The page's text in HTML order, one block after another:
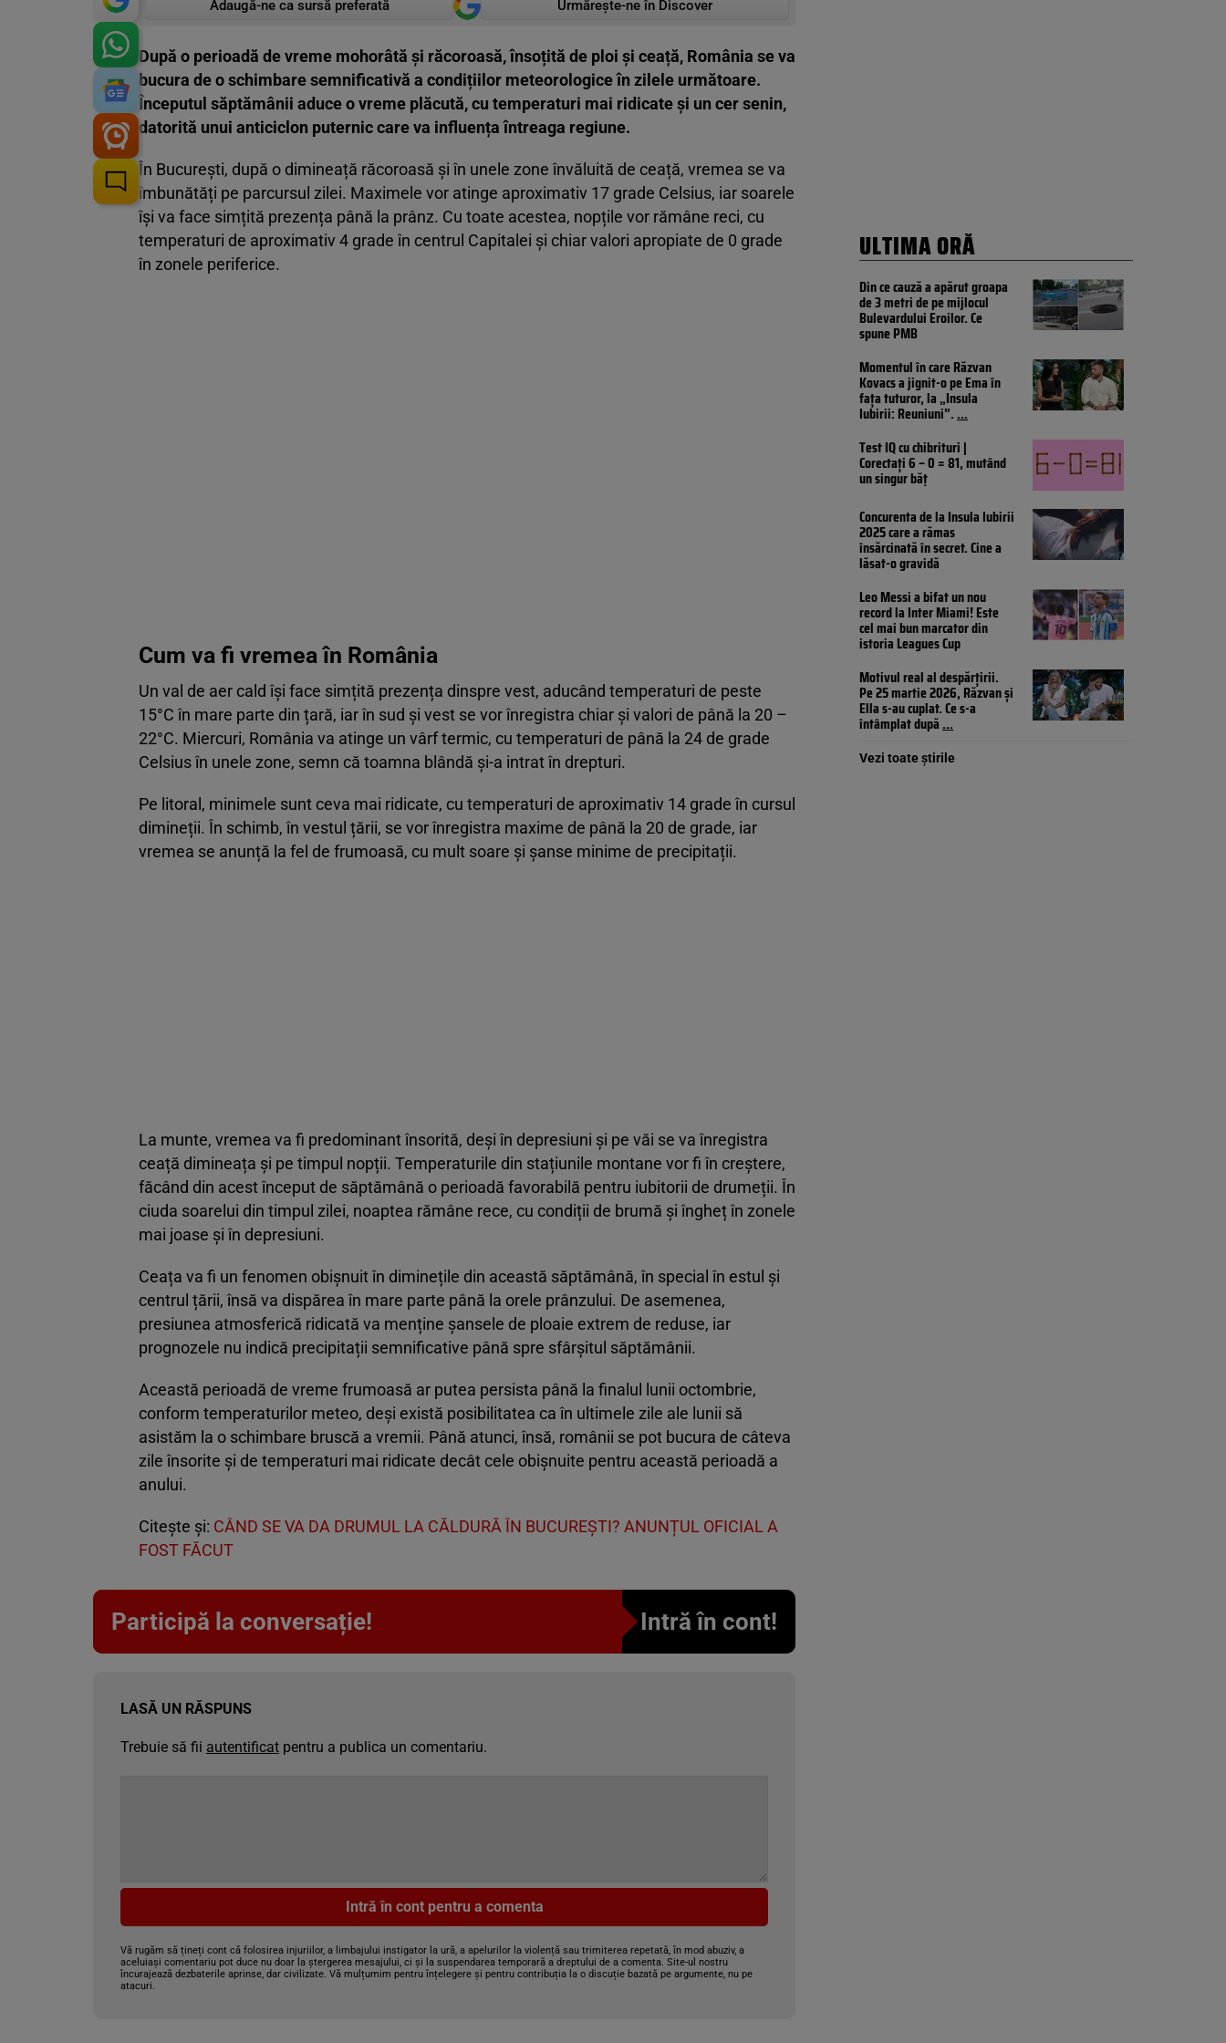
Adaugă-ne ca sursă preferată Urmărește-ne în Discover
După o perioadă de vreme mohorâtă și răcoroasă, însoțită de ploi și ceață, România se va
bucura de o schimbare semnificativă a condițiilor meteorologice în zilele următoare.
Începutul săptămânii aduce o vreme plăcută, cu temperaturi mai ridicate și un cer senin,
datorită unui anticiclon puternic care va influența întreaga regiune.
În București, după o dimineață răcoroasă și în unele zone învăluită de ceață, vremea se va
îmbunătăți pe parcursul zilei. Maximele vor atinge aproximativ 17 grade Celsius, iar soarele
își va face simțită prezența până la prânz. Cu toate acestea, nopțile vor rămâne reci, cu
temperaturi de aproximativ 4 grade în centrul Capitalei și chiar valori apropiate de 0 grade
în zonele periferice.
Cum va fi vremea în România
Un val de aer cald își face simțită prezența dinspre vest, aducând temperaturi de peste
15°C în mare parte din țară, iar în sud și vest se vor înregistra chiar și valori de până la 20 –
22°C. Miercuri, România va atinge un vârf termic, cu temperaturi de până la 24 de grade
Celsius în unele zone, semn că toamna blândă și-a intrat în drepturi.
Pe litoral, minimele sunt ceva mai ridicate, cu temperaturi de aproximativ 14 grade în cursul
dimineții. În schimb, în vestul țării, se vor înregistra maxime de până la 20 de grade, iar
vremea se anunță la fel de frumoasă, cu mult soare și șanse minime de precipitații.
La munte, vremea va fi predominant însorită, deși în depresiuni și pe văi se va înregistra
ceață dimineața și pe timpul nopții. Temperaturile din stațiunile montane vor fi în creștere,
făcând din acest început de săptămână o perioadă favorabilă pentru iubitorii de drumeții. În
ciuda soarelui din timpul zilei, noaptea rămâne rece, cu condiții de brumă și îngheț în zonele
mai joase și în depresiuni.
Ceața va fi un fenomen obișnuit în diminețile din această săptămână, în special în estul și
centrul țării, însă va dispărea în mare parte până la orele prânzului. De asemenea,
presiunea atmosferică ridicată va menține șansele de ploaie extrem de reduse, iar
prognozele nu indică precipitații semnificative până spre sfârșitul săptămânii.
Această perioadă de vreme frumoasă ar putea persista până la finalul lunii octombrie,
conform temperaturilor meteo, deși există posibilitatea ca în ultimele zile ale lunii să
asistăm la o schimbare bruscă a vremii. Până atunci, însă, românii se pot bucura de câteva
zile însorite și de temperaturi mai ridicate decât cele obișnuite pentru această perioadă a
anului.
Citește și: CÂND SE VA DA DRUMUL LA CĂLDURĂ ÎN BUCUREȘTI? ANUNȚUL OFICIAL A
FOST FĂCUT
Participă la conversație! Intră în cont!
LASĂ UN RĂSPUNS
Trebuie să fii autentificat pentru a publica un comentariu.
Intră în cont pentru a comenta
Vă rugăm să țineți cont că folosirea injuriilor, a limbajului instigator la ură, a apelurilor la violență sau trimiterea repetată, în mod abuziv, a
aceluiași comentariu pot duce nu doar la ștergerea mesajului, ci și la suspendarea temporară a dreptului de a comenta. Site-ul nostru
încurajează dezbaterile aprinse, dar civilizate. Vă mulțumim pentru înțelegere și pentru contribuția la o discuție bazată pe argumente, nu pe
atacuri.
ULTIMA ORĂ
Din ce cauză a apărut groapa
de 3 metri de pe mijlocul
Bulevardului Eroilor. Ce
spune PMB
Momentul în care Răzvan
Kovacs a jignit-o pe Ema în
fața tuturor, la „Insula
Iubirii: Reuniuni”....
Test IQ cu chibrituri |
Corectați 6 – 0 = 81, mutând
un singur băț
Concurenta de la Insula Iubirii
2025 care a rămas
însărcinată în secret. Cine a
lăsat-o gravidă
Leo Messi a bifat un nou
record la Inter Miami! Este
cel mai bun marcator din
istoria Leagues Cup
Motivul real al despărțirii.
Pe 25 martie 2026, Răzvan și
Ella s-au cuplat. Ce s-a
întâmplat după...
Vezi toate știrile